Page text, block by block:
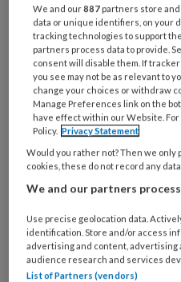
Bij
welke
organisatie
werk
je?
Untitled
Ontvang 2x per
Ontvang iedere
Management
Weekoverzicht
Ja, ik geef
van
Springer Media
We and our887 partners store
data or unique identifiers, on your
tracking technologies to support
partners process data to provide.
consent will disable them. If
you see may not be as relevant to
change your choices or withdraw
Manage Preferences link on the
have effect within our Website.
Policy. Privacy Statement
Would you rather not? Then we
cookies, these do not record any
We and our partners
Use precise geolocation data.
identification. Store and/or access
advertising and content, advertising
audience research and services
List of Partners (vendors)